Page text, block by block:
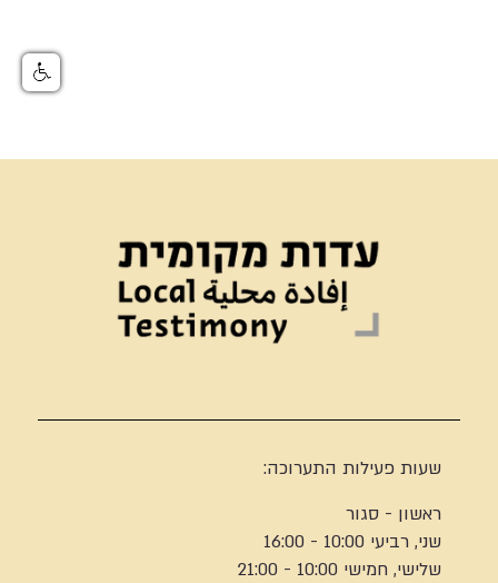
שעות פעילות התערוכה:
ראשון - סגור
שני, רביעי 10:00 - 16:00
שלישי, חמישי 10:00 - 21:00